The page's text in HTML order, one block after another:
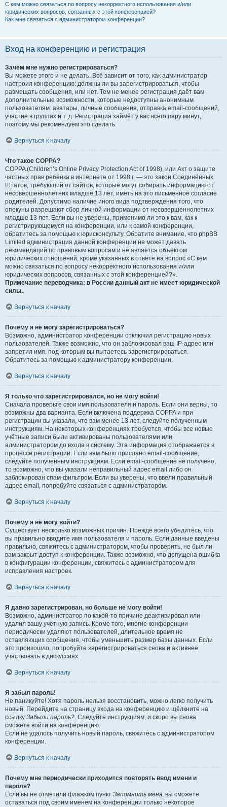
С кем можно связаться по вопросу некорректного использования и/или
юридических вопросов, связанных с этой конференцией?
Как мне связаться с администратором конференции?
Вход на конференцию и регистрация
Зачем мне нужно регистрироваться?
Вы можете этого и не делать. Всё зависит от того, как администратор
настроил конференцию: должны ли вы зарегистрироваться, чтобы
размещать сообщения, или нет. Тем не менее регистрация даёт вам
дополнительные возможности, которые недоступны анонимным
пользователям: аватары, личные сообщения, отправка email-сообщений,
участие в группах и т. д. Регистрация займёт у вас всего пару минут,
поэтому мы рекомендуем это сделать.
Вернуться к началу
Что такое COPPA?
COPPA (Children’s Online Privacy Protection Act of 1998), или Акт о защите
частных прав ребёнка в интернете от 1998 г. — это закон Соединённых
Штатов, требующий от сайтов, которые могут собирать информацию от
несовершеннолетних младше 13 лет, иметь на это письменное согласие
родителей. Допустимо наличие иного вида подтверждения того, что
опекуны разрешают сбор личной информации от несовершеннолетних
младше 13 лет. Если вы не уверены, применимо ли это к вам, как к
регистрирующемуся на конференции, или к самой конференции,
обратитесь за помощью к юрисконсульту. Обратите внимание, что phpBB
Limited администрация данной конференции не может давать
рекомендаций по правовым вопросам и не является объектом
юридических отношений, кроме указанных в ответе на вопрос «С кем
можно связаться по вопросу некорректного использования и/или
юридических вопросов, связанных с этой конференцией?».
Примечание переводчика: в России данный акт не имеет юридической
силы..
Вернуться к началу
Почему я не могу зарегистрироваться?
Возможно, администратор конференции отключил регистрацию новых
пользователей. Также возможно, что он заблокировал ваш IP-адрес или
запретил имя, под которым вы пытаетесь зарегистрироваться.
Обратитесь за помощью к администратору конференции.
Вернуться к началу
Я только что зарегистрировался, но не могу войти!
Сначала проверьте свои имя пользователя и пароль. Если они верны, то
возможны два варианта. Если включена поддержка COPPA и при
регистрации вы указали, что вам менее 13 лет, следуйте полученным
инструкциям. На некоторых конференциях требуется, чтобы все новые
учётные записи были активированы пользователями или
администратором до входа в систему. Эта информация отображается в
процессе регистрации. Если вам было прислано email-сообщение,
следуйте полученным инструкциям. Если email-сообщение не получено,
то возможно, что вы указали неправильный адрес email либо он
заблокирован спам-фильтром. Если вы уверены, что ввели правильный
адрес email, попробуйте связаться с администратором.
Вернуться к началу
Почему я не могу войти?
Существует несколько возможных причин. Прежде всего убедитесь, что
вы правильно вводите имя пользователя и пароль. Если данные введены
правильно, свяжитесь с администратором, чтобы проверить, не был ли
вам закрыт доступ к конференции. Также возможно, что допущена ошибка
в конфигурации конференции, свяжитесь с администратором для
исправления настроек.
Вернуться к началу
Я давно зарегистрирован, но больше не могу войти!
Возможно, администратор по какой-то причине деактивировал или
удалил вашу учётную запись. Кроме того, многие конференции
периодически удаляют пользователей, длительное время не
оставляющих сообщения, чтобы уменьшить размер базы данных. Если
это произошло, попробуйте зарегистрироваться снова и активнее
участвовать в дискуссиях.
Вернуться к началу
Я забыл пароль!
Не паникуйте! Хотя пароль нельзя восстановить, можно легко получить
новый. Перейдите на страницу входа на конференцию и щёлкните на
ссылку Забыли пароль?. Следуйте инструкциям, и скоро вы снова
сможете войти на конференцию.
Если не удалось получить новый пароль, свяжитесь с администратором
конференции.
Вернуться к началу
Почему мне периодически приходится повторять ввод имени и
пароля?
Если вы не отметили флажком пункт Запомнить меня, вы сможете
оставаться под своим именем на конференции только некоторое